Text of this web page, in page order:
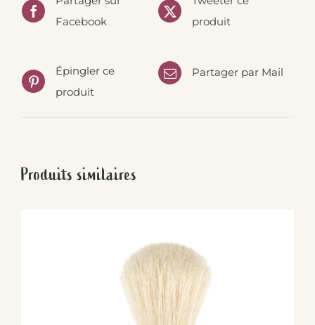
Facebook
produit
Épingler ce
produit
Partager par Mail
Produits similaires